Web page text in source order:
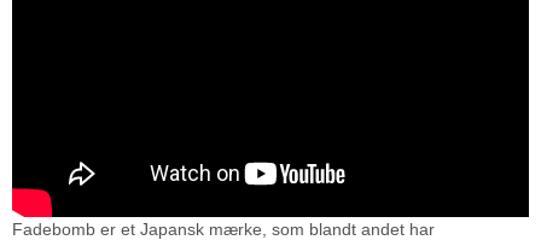
Fadebomb er et Japansk mærke, som blandt andet har